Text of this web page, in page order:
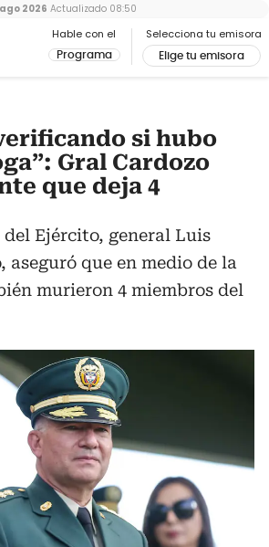
Hable con el
Programa
Selecciona tu emisora
Elige tu emisora
2026 Actualizado 08:50
si hubo
Gral Cardozo
que deja 4
Ejército, general Luis
aseguró que en medio de la
murieron 4 miembros del